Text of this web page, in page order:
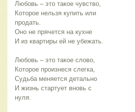
Любовь – это такое чувство,
Которое нельзя купить или
продать.
Оно не прячется на кухне
И из квартиры ей не убежать.
Любовь – это такое слово,
Которое произнеся слегка,
Судьба меняется детально
И жизнь стартует вновь с
нуля.